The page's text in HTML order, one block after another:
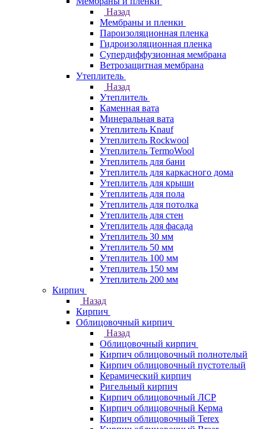
Назад
Мембраны и пленки
Пароизоляционная пленка
Гидроизоляционная пленка
Супердиффузионная мембрана
Ветрозащитная мембрана
Утеплитель
Назад
Утеплитель
Каменная вата
Минеральная вата
Утеплитель Knauf
Утеплитель Rockwool
Утеплитель TermoWool
Утеплитель для бани
Утеплитель для каркасного дома
Утеплитель для крыши
Утеплитель для пола
Утеплитель для потолка
Утеплитель для стен
Утеплитель для фасада
Утеплитель 30 мм
Утеплитель 50 мм
Утеплитель 100 мм
Утеплитель 150 мм
Утеплитель 200 мм
Кирпич
Назад
Кирпич
Облицовочный кирпич
Назад
Облицовочный кирпич
Кирпич облицовочный полнотелый
Кирпич облицовочный пустотелый
Керамический кирпич
Ригельный кирпич
Кирпич облицовочный ЛСР
Кирпич облицовочный Керма
Кирпич облицовочный Terex